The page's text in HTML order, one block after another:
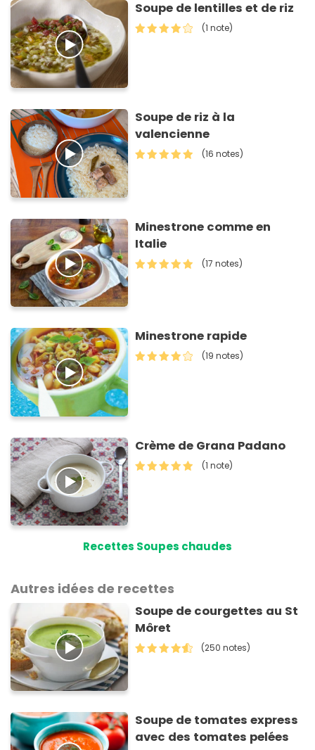
Soupe de lentilles et de riz
(1 note)
Soupe de riz à la
valencienne
(16 notes)
Minestrone comme en
Italie
(17 notes)
Minestrone rapide
(19 notes)
Crème de Grana Padano
(1 note)
Recettes Soupes chaudes
Autres idées de recettes
Soupe de courgettes au St
Môret
(250 notes)
Soupe de tomates express
avec des tomates pelées